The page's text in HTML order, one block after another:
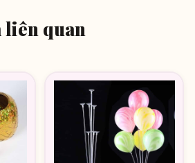
liên quan